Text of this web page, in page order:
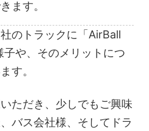
ます。
のトラックに「AirBall
や、そのメリットにつ
す。
ただき、少しでもご興味
バス会社様、そしてドラ